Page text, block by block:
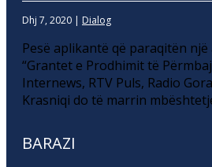
Dhj 7, 2020 | Dialog
Pesë aplikantë që paraqitën
“Grantet e Prodhimit të
Internews, RTV Puls, Radio
Krasniqi do të marrin
BARAZI